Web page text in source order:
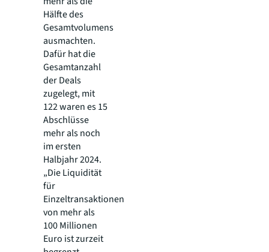
Hälfte des
Gesamtvolumens
ausmachten.
Dafür hat die
Gesamtanzahl
der Deals
zugelegt, mit
122 waren es 15
Abschlüsse
mehr als noch
im ersten
Halbjahr 2024.
„Die Liquidität
für
Einzeltransaktionen
von mehr als
100 Millionen
Euro ist zurzeit